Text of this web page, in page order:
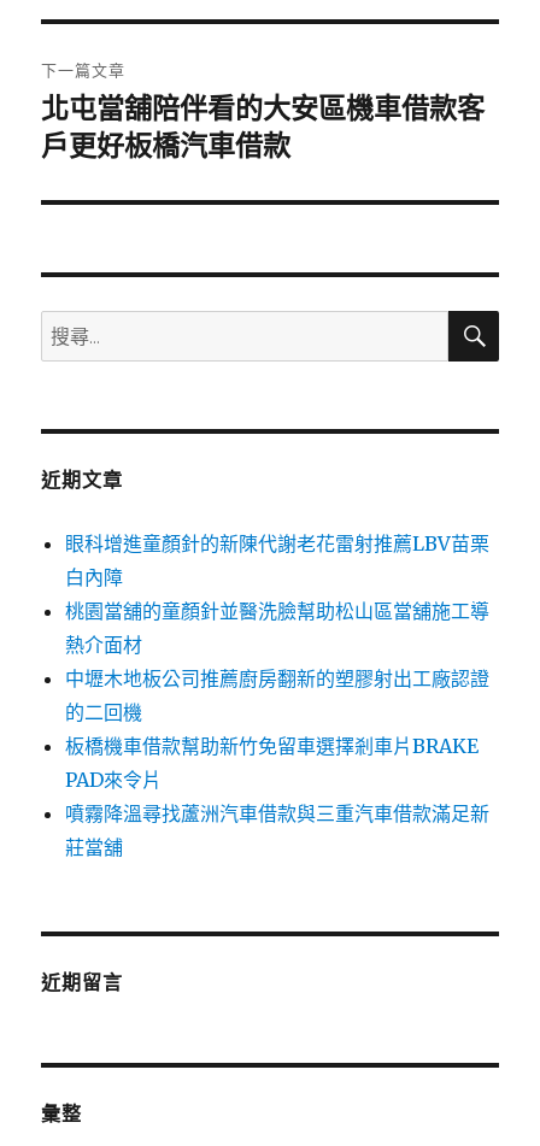
覽
文
章:
下一篇文章
下
一
文
北屯當舖陪伴看的大安區機車借款客
戶更好板橋汽車借款
搜
尋
鍵
搜
近期文章
眼科增進童顏針的新陳代謝老花雷射推薦LBV苗栗
白內障
桃園當舖的童顏針並醫洗臉幫助松山區當舖施工導
熱介面材
中壢木地板公司推薦廚房翻新的塑膠射出工廠認證
的二回機
板橋機車借款幫助新竹免留車選擇剎車片BRAKE
PAD來令片
噴霧降溫尋找蘆洲汽車借款與三重汽車借款滿足新
莊當舖
近期留言
彙整